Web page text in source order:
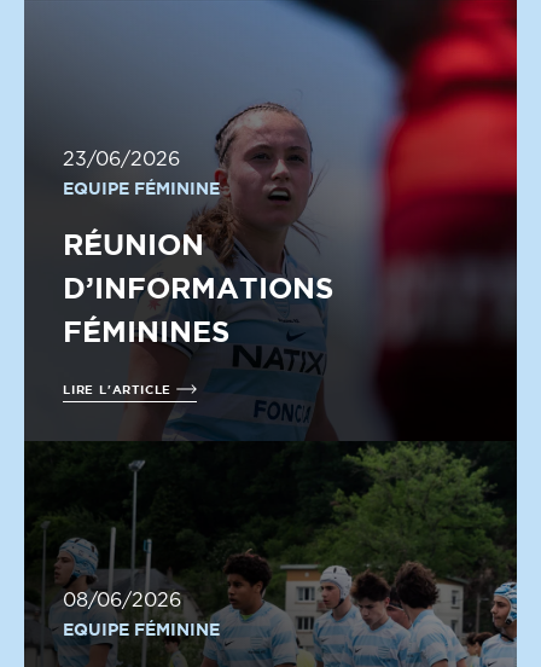
23/06/2026
EQUIPE FÉMININE
RÉUNION
D’INFORMATIONS
FÉMININES
LIRE L'ARTICLE
08/06/2026
EQUIPE FÉMININE